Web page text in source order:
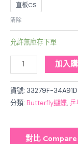
直板CS
清除
允許無庫存下單
加入
貨號: 33279F-34A91D
分類: Butterfly蝴蝶,乒
對比 Compare